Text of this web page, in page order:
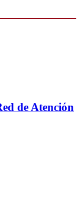
de Atención